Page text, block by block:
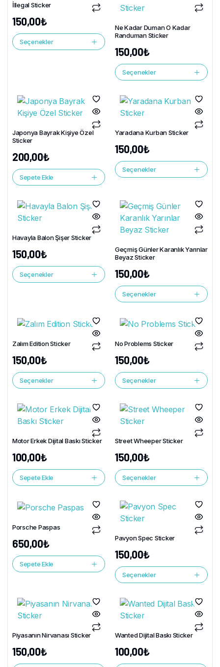
İllegal Sticker
150,00₺
Seçenekler
Ne Kadar Duman O Kadar
Randuman Sticker
150,00₺
Seçenekler
Japonya Bayrak Kişiye Özel
Sticker
200,00₺
Sepete Ekle
Yaradana Kurban Sticker
150,00₺
Seçenekler
Havayla Balon Şişer Sticker
150,00₺
Seçenekler
Geçmiş Günler Karanlık Yarınlar
Beyaz Sticker
150,00₺
Seçenekler
Zalım Edition Sticker
150,00₺
Seçenekler
No Problems Sticker
150,00₺
Seçenekler
Motor Erkek Dijital Baskı Sticker
100,00₺
Sepete Ekle
Street Wheeper Sticker
150,00₺
Seçenekler
Porsche Paspas
650,00₺
Sepete Ekle
Pavyon Spec Sticker
150,00₺
Seçenekler
Piyasanın Nirvanası Sticker
150,00₺
Wanted Dijital Baskı Sticker
100,00₺